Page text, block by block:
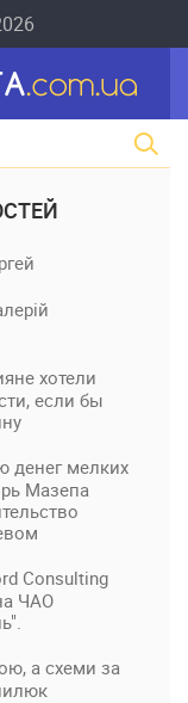
хотели
если бы
денег мелких
Мазепа
Consulting
ЧАО
а схеми за